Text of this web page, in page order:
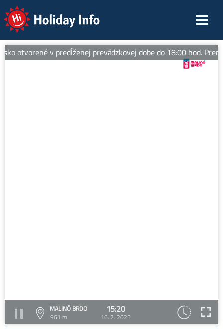
Holiday Info
otvorené v predĺženej prevádzkovej dobe do 18:00 hod.
MALINÔ BRDO
961 m
15:20
16. 2. 2025